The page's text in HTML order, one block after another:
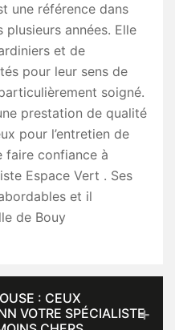
une référence dans
années. Elle
et de
pour leur sens de
soigné.
prestation de qualité
pour l’entretien de
faire confiance à
Espace Vert . Ses
et il
de Bouy
: CEUX
VOTRE SPÉCIALISTE